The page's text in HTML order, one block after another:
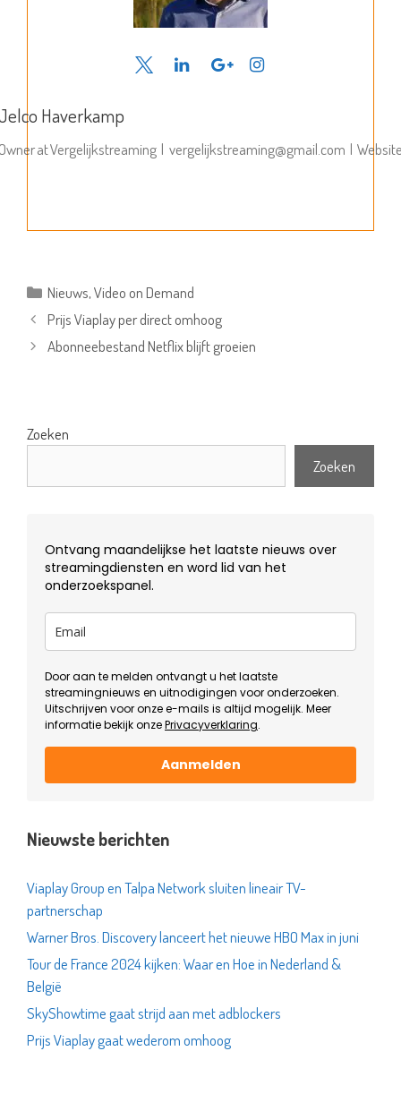
Haverkamp
atVergelijkstreaming | vergelijkstreaming@gmail.com |
Categorieën
Nieuws,Video on Demand
Prijs Viaplay per direct omhoog
Abonneebestand Netflix blijft groeien
Zoeken
Zoeken
Ontvang maandelijkse het laatste nieuws over
streamingdiensten en word lid van het
onderzoekspanel.
Door aan te melden ontvangt u het laatste
streamingnieuws en uitnodigingen voor onderzoeken.
Uitschrijven voor onze e-mails is altijd mogelijk. Meer
informatie bekijk onzePrivacyverklaring.
Aanmelden
Nieuwste berichten
Viaplay Group en Talpa Network sluiten lineair TV-
partnerschap
Warner Bros. Discovery lanceert het nieuwe HBO Max in juni
Tour de France 2024 kijken: Waar en Hoe in Nederland &
België
SkyShowtime gaat strijd aan met adblockers
Prijs Viaplay gaat wederom omhoog